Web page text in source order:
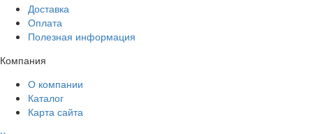
Доставка
Оплата
Полезная информация
Компания
О компании
Каталог
Карта сайта